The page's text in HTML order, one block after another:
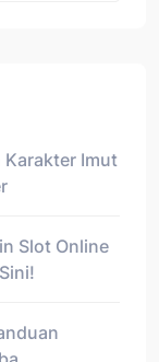
Imut
Slot Online